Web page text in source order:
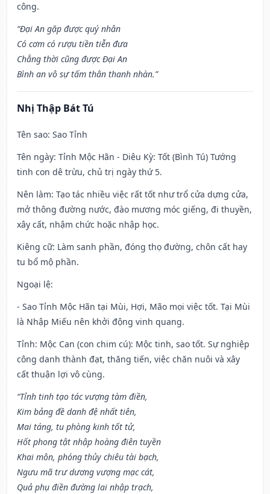
công.
“Đại An gặp được quý nhân
Có cơm có rượu tiền tiễn đưa
Chẳng thời cũng được Đại An
Bình an vô sự tấm thân thanh nhàn.”
Nhị Thập Bát Tú
Tên sao: Sao Tỉnh
Tên ngày: Tỉnh Mộc Hãn - Diêu Kỳ: Tốt (Bình Tú) Tướng
tinh con dê trừu, chủ trị ngày thứ 5.
Nên làm: Tạo tác nhiều việc rất tốt như trổ cửa dựng cửa,
mở thông đường nước, đào mương móc giếng, đi thuyền,
xây cất, nhậm chức hoặc nhập học.
Kiêng cữ: Làm sanh phần, đóng thọ đường, chôn cất hay
tu bổ mộ phần.
Ngoại lệ:
- Sao Tỉnh Mộc Hãn tại Mùi, Hợi, Mão mọi việc tốt. Tại Mùi
là Nhập Miếu nên khởi động vinh quang.
Tỉnh: Mộc Can (con chim cú): Mộc tinh, sao tốt. Sự nghiệp
công danh thành đạt, thăng tiến, việc chăn nuôi và xây
cất thuận lợi vô cùng.
“Tỉnh tinh tạo tác vượng tàm điền,
Kim bảng đề danh đệ nhất tiên,
Mai táng, tu phòng kinh tốt tử,
Hốt phong tật nhập hoàng điên tuyền
Khai môn, phóng thủy chiêu tài bạch,
Ngưu mã trư dương vượng mạc cát,
Quả phụ điền đường lai nhập trạch,